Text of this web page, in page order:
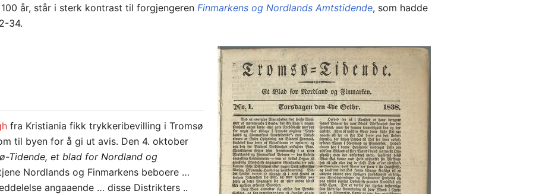
år, står i sterk kontrast til forgjengerenFinmarkens og Nordlands Amtstidende, som hadde
34.
fra Kristiania fikk trykkeribevilling i Tromsø
til byen for å gi ut avis. Den 4. oktober
Tidende, et blad for Nordland og
Nordlands og Finmarkens beboere …
angaaende … disse Distrikters ..